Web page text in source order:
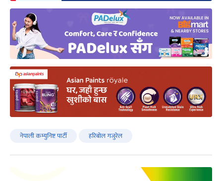
नेपाली कम्युनिष्ट पार्टी हरिबोल गजुरेल